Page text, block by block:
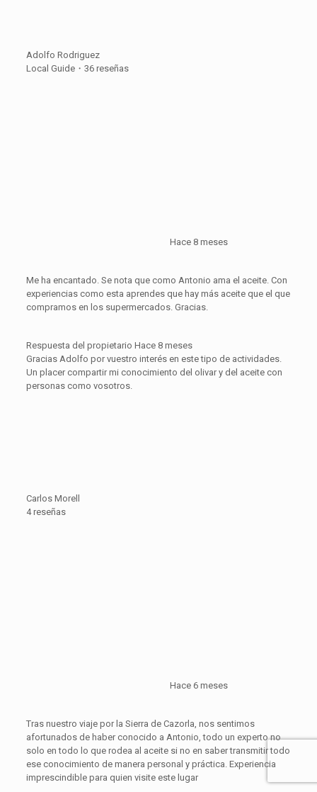
Adolfo Rodriguez
Local Guide・36 reseñas
Hace 8 meses
Me ha encantado. Se nota que como Antonio ama el aceite. Con
experiencias como esta aprendes que hay más aceite que el que
compramos en los supermercados. Gracias.
Respuesta del propietario Hace 8 meses
Gracias Adolfo por vuestro interés en este tipo de actividades.
Un placer compartir mi conocimiento del olivar y del aceite con
personas como vosotros.
Carlos Morell
4 reseñas
Hace 6 meses
Tras nuestro viaje por la Sierra de Cazorla, nos sentimos
afortunados de haber conocido a Antonio, todo un experto no
solo en todo lo que rodea al aceite si no en saber transmitir todo
ese conocimiento de manera personal y práctica. Experiencia
imprescindible para quien visite este lugar